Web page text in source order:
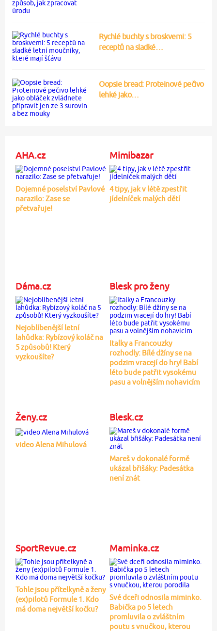
Rychlé buchty s broskvemi: 5
receptů na sladké…
Oopsie bread: Proteinové pečivo
lehké jako…
AHA.cz
Dojemné poselství Pavlové
narazilo: Zase se
přetvařuje!
Mimibazar
4 tipy, jak v létě zpestřit
jídelníček malých dětí
Dáma.cz
Nejoblíbenější letní
lahůdka: Rybízový koláč na
5 způsobů! Který
vyzkoušíte?
Blesk pro ženy
Italky a Francouzky
rozhodly: Bílé džíny se na
podzim vracejí do hry! Babí
léto bude patřit vysokému
pasu a volnějším nohavicím
Ženy.cz
video Alena Mihulová
Blesk.cz
Mareš v dokonalé formě
ukázal břišáky: Padesátka
není znát
SportRevue.cz
Tohle jsou přítelkyně a ženy
(ex)pilotů Formule 1. Kdo
má doma největší kočku?
Maminka.cz
Své dceři odnosila miminko.
Babička po 5 letech
promluvila o zvláštním
poutu s vnučkou, kterou